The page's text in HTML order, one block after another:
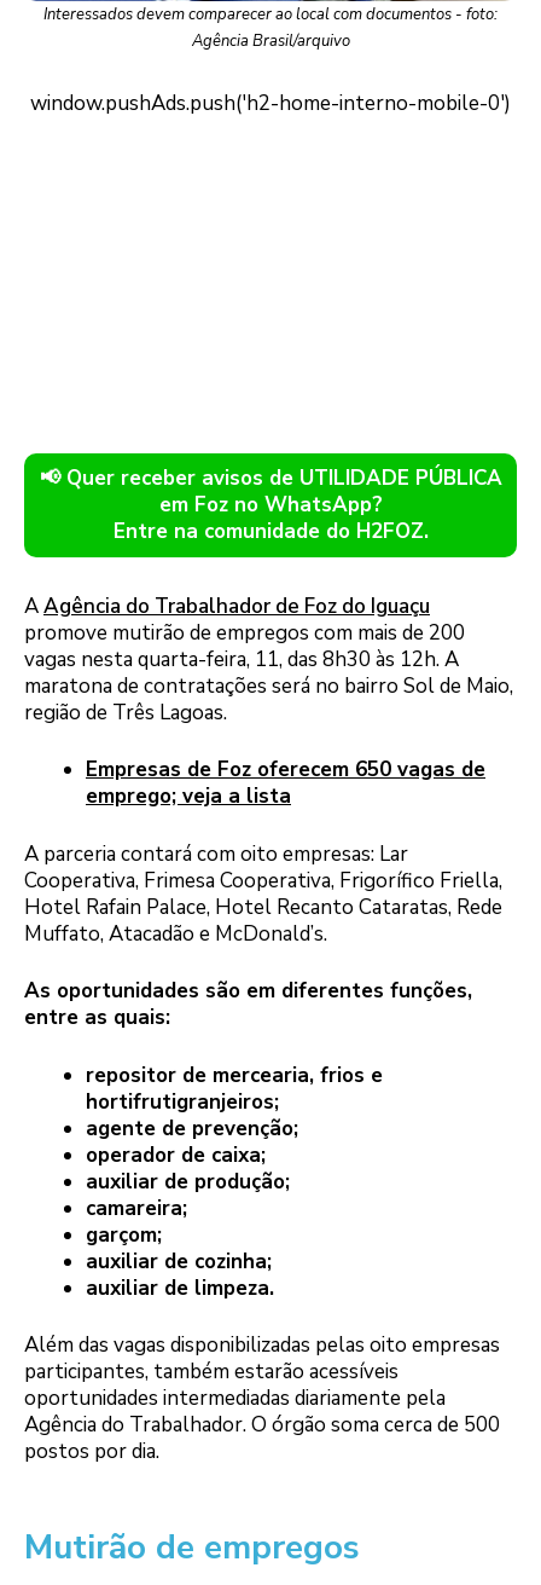
Interessados devem comparecer ao local com documentos - foto:
Agência Brasil/arquivo
📢 Quer receber avisos de UTILIDADE PÚBLICA
em Foz no WhatsApp?
Entre na comunidade do H2FOZ.
AAgência do Trabalhador de Foz do Iguaçu
promove mutirão de empregos com mais de 200
vagas nesta quarta-feira, 11, das 8h30 às 12h. A
maratona de contratações será no bairro Sol de Maio,
região de Três Lagoas.
Empresas de Foz oferecem 650 vagas de
emprego; veja a lista
A parceria contará com oito empresas: Lar
Cooperativa, Frimesa Cooperativa, Frigorífico Friella,
Hotel Rafain Palace, Hotel Recanto Cataratas, Rede
Muffato, Atacadão e McDonald’s.
As oportunidades são em diferentes funções,
entre as quais:
repositor de mercearia, frios e
hortifrutigranjeiros;
agente de prevenção;
operador de caixa;
auxiliar de produção;
camareira;
garçom;
auxiliar de cozinha;
auxiliar de limpeza.
Além das vagas disponibilizadas pelas oito empresas
participantes, também estarão acessíveis
oportunidades intermediadas diariamente pela
Agência do Trabalhador. O órgão soma cerca de 500
postos por dia.
Mutirão de empregos